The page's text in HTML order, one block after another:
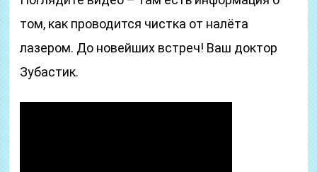
том, как проводится чистка от налёта
лазером. До новейших встреч! Ваш доктор
Зубастик.